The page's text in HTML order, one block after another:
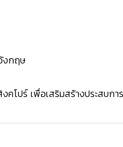
งกฤษ
คโปร์ เพื่อเสริมสร้างประสบ